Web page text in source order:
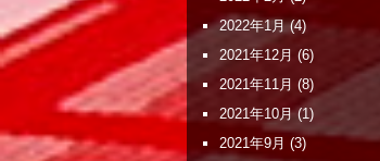
2022年1月(4)
2021年12月 (6)
2021年11月 (8)
2021年10月(1)
2021年9月 (3)